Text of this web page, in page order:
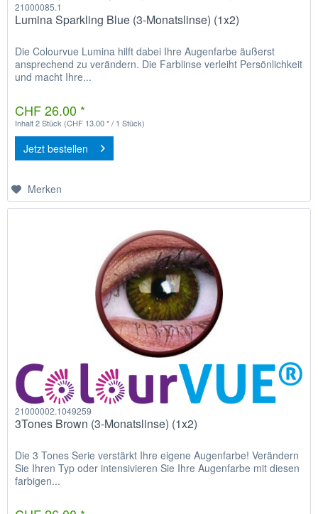
21000085.1
Lumina Sparkling Blue (3-Monatslinse) (1x2)
Die Colourvue Lumina hilft dabei Ihre Augenfarbe äußerst
ansprechend zu verändern. Die Farblinse verleiht Persönlichkeit
und macht Ihre...
CHF 26.00 *
Inhalt2 Stück (CHF 13.00 * / 1 Stück)
Jetzt bestellen
Merken
21000002.1049259
3Tones Brown (3-Monatslinse) (1x2)
Die 3 Tones Serie verstärkt Ihre eigene Augenfarbe! Verändern
Sie Ihren Typ oder intensivieren Sie Ihre Augenfarbe mit diesen
farbigen...